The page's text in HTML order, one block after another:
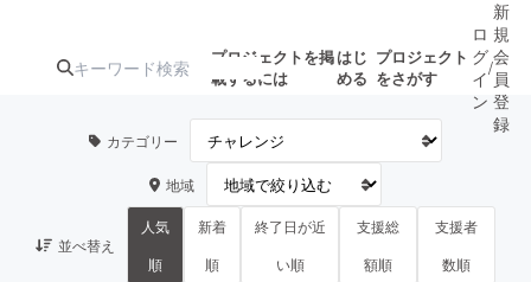
プロジェクトを掲
載するには
はじ
める
プロジェクト
をさがす
注目のリ
ターン
注目の新着プロ
ジェクト
募集終了が近いプ
ロジェクト
もうすぐ公開
されます
ロ
グ
イ
ン
/
新
規
会
員
登
録
カテゴリー
地域
並べ替え
人気
順
新着
順
終了日が近
い順
支援総
額順
支援者
数順